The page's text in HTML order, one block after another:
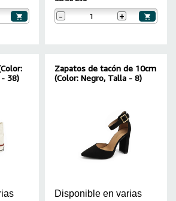
- +
- 38)
Zapatos de tacón de 10cm
(Color: Negro, Talla - 8)
Disponible en varias